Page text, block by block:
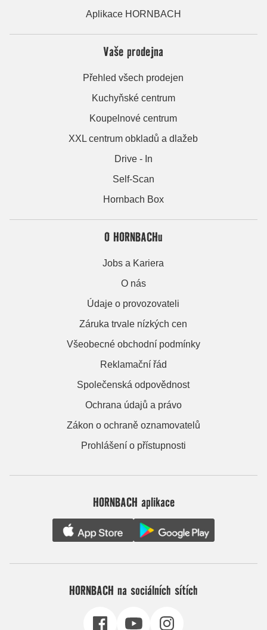
Aplikace HORNBACH
Vaše prodejna
Přehled všech prodejen
Kuchyňské centrum
Koupelnové centrum
XXL centrum obkladů a dlažeb
Drive - In
Self-Scan
Hornbach Box
O HORNBACHu
Jobs a Kariera
O nás
Údaje o provozovateli
Záruka trvale nízkých cen
Všeobecné obchodní podmínky
Reklamační řád
Společenská odpovědnost
Ochrana údajů a právo
Zákon o ochraně oznamovatelů
Prohlášení o přístupnosti
HORNBACH aplikace
HORNBACH na sociálních sítích